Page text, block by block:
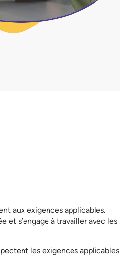
aux exigences applicables.
et s’engage à travailler avec les
les exigences applicables